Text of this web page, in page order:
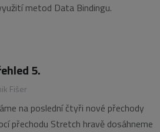
metod Data Bindingu.
5.
Fišer
na poslední čtyři nové přechody
přechodu Stretch hravě dosáhneme